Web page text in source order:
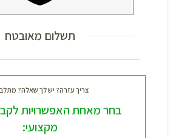
תשלום מאובטח
צריך עזרה? יש לך שאלה?
בחר מאחת האפשרויות
מקצועי: